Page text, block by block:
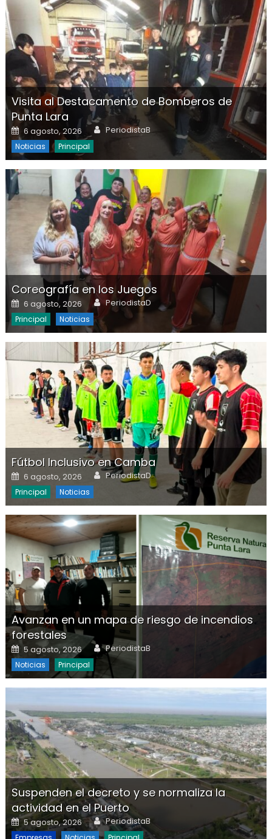
Visita al Destacamento de Bomberos de
Punta Lara
Posted on
6 agosto, 2026 Author
PeriodistaB
Noticias Principal
Coreografía en los Juegos
Posted on
6 agosto, 2026 Author
PeriodistaD
Principal Noticias
Fútbol Inclusivo en Camba
Posted on
6 agosto, 2026 Author
PeriodistaD
Principal Noticias
Avanzan en un mapa de riesgo de incendios
forestales
Posted on
5 agosto, 2026 Author
PeriodistaB
Noticias Principal
Suspenden el decreto y se normaliza la
actividad en el Puerto
Posted on
5 agosto, 2026 Author
PeriodistaB